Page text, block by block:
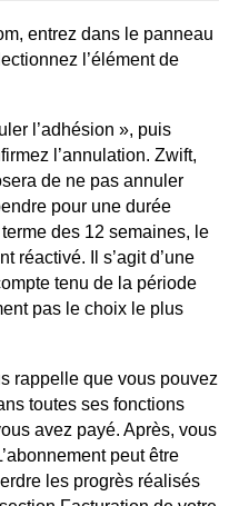
entrez dans le panneau
l’élément de
l’adhésion », puis
l’annulation. Zwift,
de ne pas annuler
pour une durée
des 12 semaines, le
réactivé. Il s’agit d’une
tenu de la période
pas le choix le plus
rappelle que vous pouvez
toutes ses fonctions
avez payé. Après, vous
peut être
les progrès réalisés